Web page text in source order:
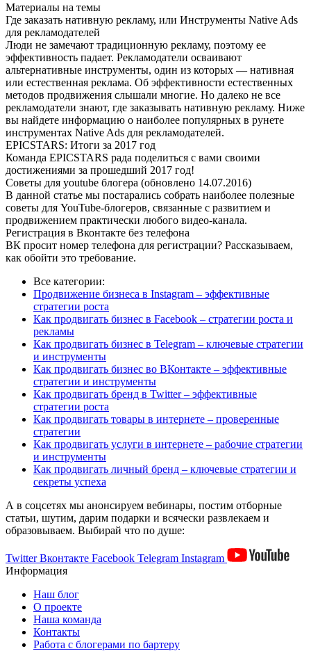
Материалы на темы
Где заказать нативную рекламу, или Инструменты Native Ads
для рекламодателей
Люди не замечают традиционную рекламу, поэтому ее
эффективность падает. Рекламодатели осваивают
альтернативные инструменты, один из которых — нативная
или естественная реклама. Об эффективности естественных
методов продвижения слышали многие. Но далеко не все
рекламодатели знают, где заказывать нативную рекламу. Ниже
вы найдете информацию о наиболее популярных в рунете
инструментах Native Ads для рекламодателей.
EPICSTARS: Итоги за 2017 год
Команда EPICSTARS рада поделиться с вами своими
достижениями за прошедший 2017 год!
Советы для youtube блогера (обновлено 14.07.2016)
В данной статье мы постарались собрать наиболее полезные
советы для YouTube-блогеров, связанные с развитием и
продвижением практически любого видео-канала.
Регистрация в Вконтакте без телефона
ВК просит номер телефона для регистрации? Рассказываем,
как обойти это требование.
Все категории:
Продвижение бизнеса в Instagram – эффективные
стратегии роста
Как продвигать бизнес в Facebook – стратегии роста и
рекламы
Как продвигать бизнес в Telegram – ключевые стратегии
и инструменты
Как продвигать бизнес во ВКонтакте – эффективные
стратегии и инструменты
Как продвигать бренд в Twitter – эффективные
стратегии роста
Как продвигать товары в интернете – проверенные
стратегии
Как продвигать услуги в интернете – рабочие стратегии
и инструменты
Как продвигать личный бренд – ключевые стратегии и
секреты успеха
А в соцсетях мы анонсируем вебинары, постим отборные
статьи, шутим, дарим подарки и всячески развлекаем и
образовываем. Выбирай что по душе:
TwitterВконтакте Facebook Telegram Instagram
Информация
Наш блог
О проекте
Наша команда
Контакты
Работа с блогерами по бартеру